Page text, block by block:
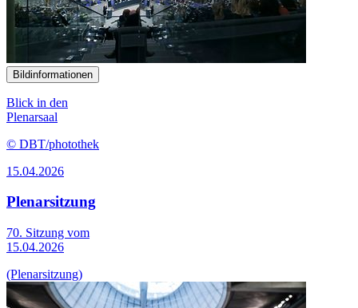
Bildinformationen
Blick in den
Plenarsaal
© DBT/photothek
15.04.2026
Plenarsitzung
70. Sitzung vom
15.04.2026
(Plenarsitzung)